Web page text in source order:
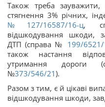
Також треба
стягнення 3% річних,
№ 127/16587/16-ц,
відшкодування шкоди,
ДТП (справа № 199/
також настання
утримання
№373/546/21).
Разом з тим, є й цікаві
відшкодування шкоди,